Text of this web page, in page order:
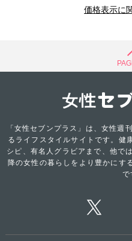
価格表示に
「女性セブンプラス」は、女性週
るライフスタイルサイトです。健
シピ、有名人グラビアまで、他で
降の女性の暮らしをより豊かにす
で